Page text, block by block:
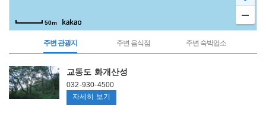
50m
주변 관광지 주변 음식점 주변 숙박업소
변
관
광
지
교동도 화개산성
032-930-4500
교
자세히 보기